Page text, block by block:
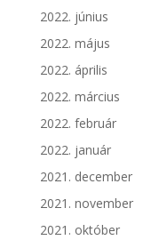
2022. június
2022. május
2022. április
2022. március
2022. február
2022. január
2021. december
2021. november
2021. október